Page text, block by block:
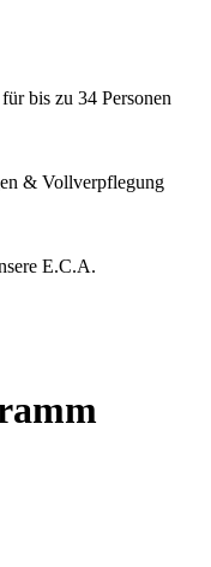
bis zu 34 Personen
& Vollverpflegung
E.C.A.